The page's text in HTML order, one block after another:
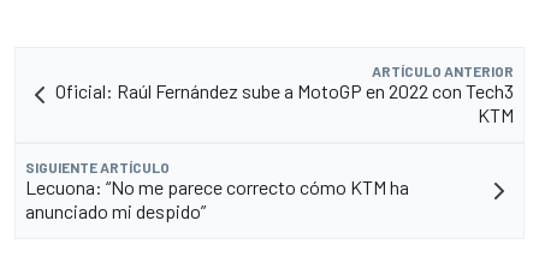
ARTÍCULO ANTERIOR
Oficial: Raúl Fernández sube a MotoGP en 2022 con Tech3
KTM
SIGUIENTE ARTÍCULO
Lecuona: “No me parece correcto cómo KTM ha
anunciado mi despido”